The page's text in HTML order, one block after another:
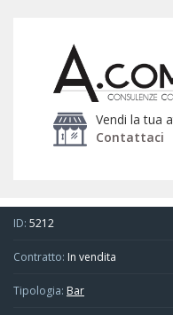
Vendi la tua
Contattaci
ID: 5212
Contratto: In vendita
Tipologia: Bar